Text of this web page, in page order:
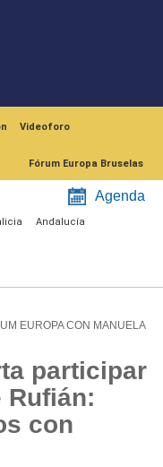
Videoforo
Fórum Europa Bruselas
Agenda
Andalucía
EUROPA CON MANUELA
participar
Rufián:
con